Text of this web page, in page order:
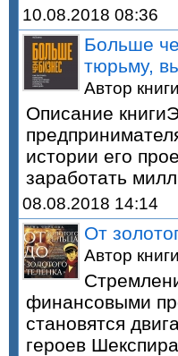
10.08.2018 08:36
Больше
тюрьму,
Автор
Описание
истории его
заработать
08.08.2018 14:14
От
Автор
финансовыми
становятся
героев